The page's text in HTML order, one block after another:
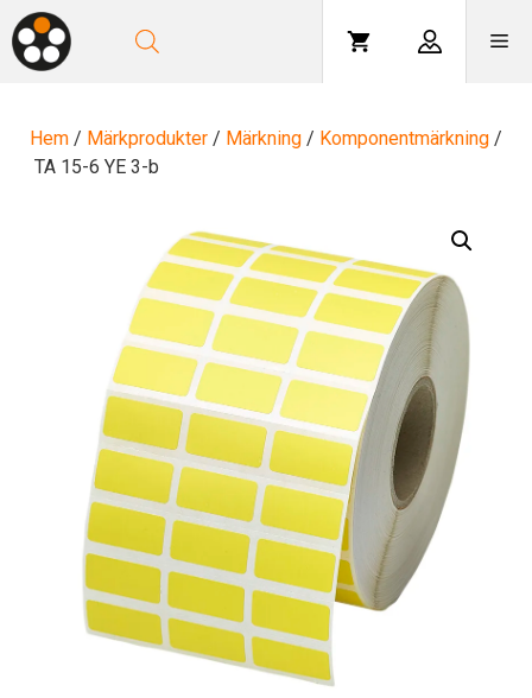
Hoppa
till
innehåll
Hem / Märkprodukter / Märkning / Komponentmärkning /
TA 15-6 YE 3-b